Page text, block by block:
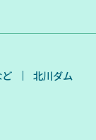
北川ダム